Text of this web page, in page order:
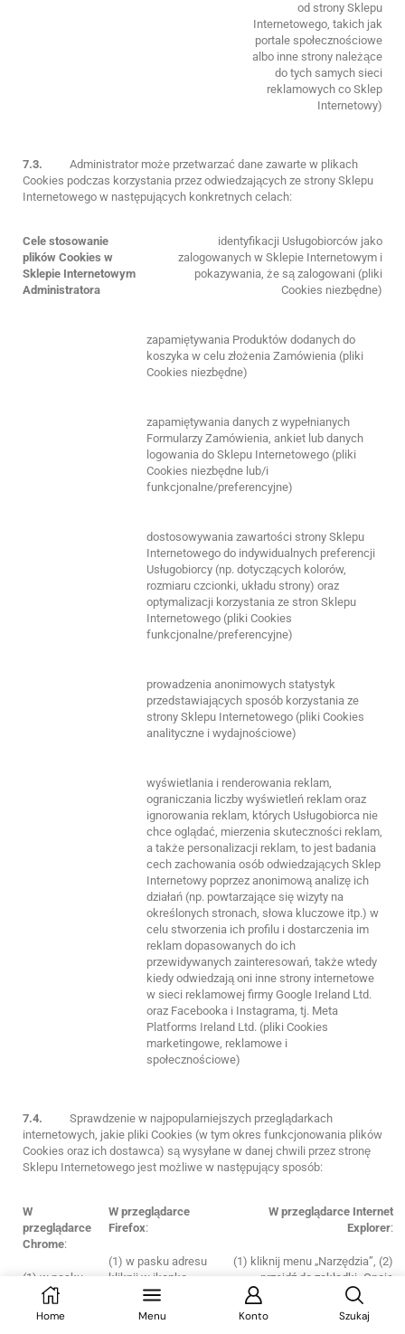
od strony Sklepu
Internetowego, takich jak
portale społecznościowe
albo inne strony należące
do tych samych sieci
reklamowych co Sklep
Internetowy)
7.3. Administrator może przetwarzać dane zawarte w plikach
Cookies podczas korzystania przez odwiedzających ze strony Sklepu
Internetowego w następujących konkretnych celach:
Cele stosowanie
plików Cookies w
Sklepie Internetowym
Administratora
identyfikacji Usługobiorców jako
zalogowanych w Sklepie Internetowym i
pokazywania, że są zalogowani (pliki
Cookies niezbędne)
zapamiętywania Produktów dodanych do
koszyka w celu złożenia Zamówienia (pliki
Cookies niezbędne)
zapamiętywania danych z wypełnianych
Formularzy Zamówienia, ankiet lub danych
logowania do Sklepu Internetowego (pliki
Cookies niezbędne lub/i
funkcjonalne/preferencyjne)
dostosowywania zawartości strony Sklepu
Internetowego do indywidualnych preferencji
Usługobiorcy (np. dotyczących kolorów,
rozmiaru czcionki, układu strony) oraz
optymalizacji korzystania ze stron Sklepu
Internetowego (pliki Cookies
funkcjonalne/preferencyjne)
prowadzenia anonimowych statystyk
przedstawiających sposób korzystania ze
strony Sklepu Internetowego (pliki Cookies
analityczne i wydajnościowe)
wyświetlania i renderowania reklam,
ograniczania liczby wyświetleń reklam oraz
ignorowania reklam, których Usługobiorca nie
chce oglądać, mierzenia skuteczności reklam,
a także personalizacji reklam, to jest badania
cech zachowania osób odwiedzających Sklep
Internetowy poprzez anonimową analizę ich
działań (np. powtarzające się wizyty na
określonych stronach, słowa kluczowe itp.) w
celu stworzenia ich profilu i dostarczenia im
reklam dopasowanych do ich
przewidywanych zainteresowań, także wtedy
kiedy odwiedzają oni inne strony internetowe
w sieci reklamowej firmy Google Ireland Ltd.
oraz Facebooka i Instagrama, tj. Meta
Platforms Ireland Ltd. (pliki Cookies
marketingowe, reklamowe i
społecznościowe)
7.4. Sprawdzenie w najpopularniejszych przeglądarkach
internetowych, jakie pliki Cookies (w tym okres funkcjonowania plików
Cookies oraz ich dostawca) są wysyłane w danej chwili przez stronę
Sklepu Internetowego jest możliwe w następujący sposób:
W
przeglądarce
Chrome:
(1) w pasku
adresu kliknij
w ikonkę
W przeglądarce
Firefox:
(1) w pasku adresu
kliknij w ikonkę
tarczy po lewej
stronie, (2) przejdź
W przeglądarce Internet
Explorer:
(1) kliknij menu „Narzędzia”, (2)
przejdź do zakładki „Opcje
internetowe”, (3) przejdź do
zakładki „Ogólne”, (4) przejdź
do zakładki „Ustawienia”, (5)
Home Menu Konto Szukaj